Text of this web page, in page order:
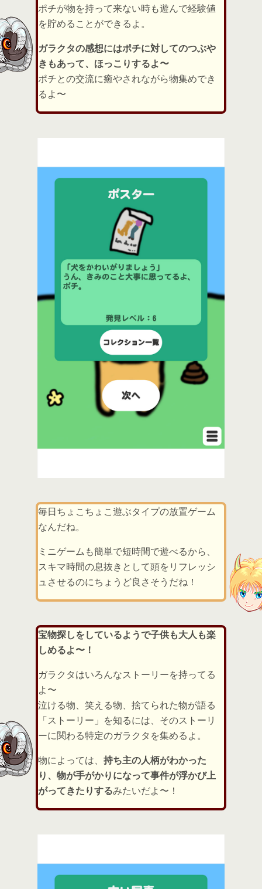
ポチが物を持って来ない時も遊んで経験値
を貯めることができるよ。
ガラクタの感想にはポチに対してのつぶや
きもあって、ほっこりするよ〜
ポチとの交流に癒やされながら物集めでき
るよ〜
毎日ちょこちょこ遊ぶタイプの放置ゲーム
なんだね。
ミニゲームも簡単で短時間で遊べるから、
スキマ時間の息抜きとして頭をリフレッシ
ュさせるのにちょうど良さそうだね！
宝物探しをしているようで子供も大人も楽
しめるよ〜！
ガラクタはいろんなストーリーを持ってる
よ〜
泣ける物、笑える物、捨てられた物が語る
「ストーリー」を知るには、そのストーリ
ーに関わる特定のガラクタを集めるよ。
物によっては、 持ち主の人柄がわかった
り、物が手がかりになって事件が浮かび上
がってきたりするみたいだよ〜！